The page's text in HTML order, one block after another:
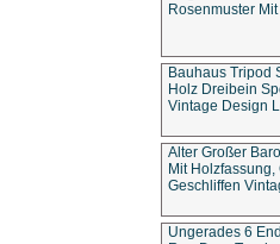
Rosenmuster
Bauhaus Tripod
Holz Dreibein
Vintage Design
Alter Großer
Mit Holzfassung,
Geschliffen
Ungerades 6